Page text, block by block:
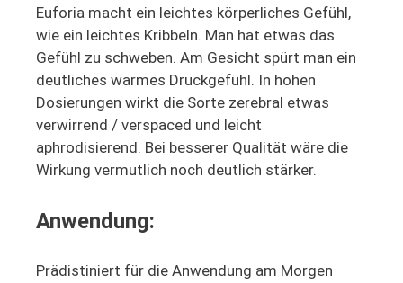
Euforia macht ein leichtes körperliches Gefühl,
wie ein leichtes Kribbeln. Man hat etwas das
Gefühl zu schweben. Am Gesicht spürt man ein
deutliches warmes Druckgefühl. In hohen
Dosierungen wirkt die Sorte zerebral etwas
verwirrend / verspaced und leicht
aphrodisierend. Bei besserer Qualität wäre die
Wirkung vermutlich noch deutlich stärker.
Anwendung:
Prädistiniert für die Anwendung am Morgen